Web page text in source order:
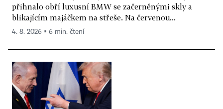
přihnalo obří luxusní BMW se začerněnými skly a
blikajícím majáčkem na střeše. Na červenou...
4. 8. 2026 ▪ 6 min. čtení